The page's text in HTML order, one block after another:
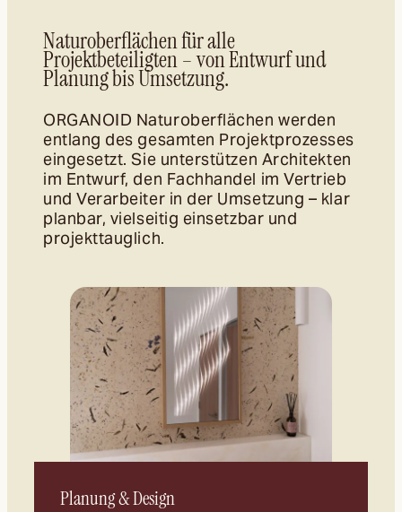
Naturoberflächen für alle
Projektbeteiligten – von Entwurf und
Planung bis Umsetzung.
ORGANOID Naturoberflächen werden
entlang des gesamten Projektprozesses
eingesetzt. Sie unterstützen Architekten
im Entwurf, den Fachhandel im Vertrieb
und Verarbeiter in der Umsetzung – klar
planbar, vielseitig einsetzbar und
projekttauglich.
Planung & Design